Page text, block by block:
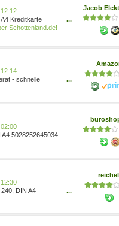
Kreditkarte
...
Schottenland.de!
Jacob
- schnelle
...
5028252645034
DIN A4
...